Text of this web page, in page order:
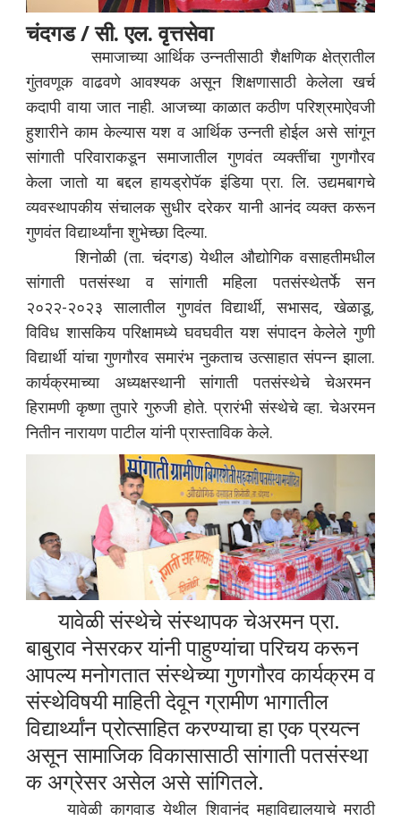
चंदगड / सी. एल. वृत्तसेवा
समाजाच्या आर्थिक उन्नतीसाठी शैक्षणिक क्षेत्रातील
गुंतवणूक वाढवणे आवश्यक असून शिक्षणासाठी केलेला खर्च
कदापी वाया जात नाही. आजच्या काळात कठीण परिश्रमाऐवजी
हुशारीने काम केल्यास यश व आर्थिक उन्नती होईल असे सांगून
सांगाती परिवाराकडून समाजातील गुणवंत व्यक्तींचा गुणगौरव
केला जातो या बद्दल हायड्रोपॅक इंडिया प्रा. लि. उद्यमबागचे
व्यवस्थापकीय संचालक सुधीर दरेकर यानी आनंद व्यक्त करून
गुणवंत विद्यार्थ्यांना शुभेच्छा दिल्या.
शिनोळी (ता. चंदगड) येथील औद्योगिक वसाहतीमधील
सांगाती पतसंस्था व सांगाती महिला पतसंस्थेतर्फे सन
२०२२-२०२३ सालातील गुणवंत विद्यार्थी, सभासद, खेळाडू,
विविध शासकिय परिक्षामध्ये घवघवीत यश संपादन केलेले गुणी
विद्यार्थी यांचा गुणगौरव समारंभ नुकताच उत्साहात संपन्न झाला.
कार्यक्रमाच्या अध्यक्षस्थानी सांगाती पतसंस्थेचे चेअरमन
हिरामणी कृष्णा तुपारे गुरुजी होते. प्रारंभी संस्थेचे व्हा. चेअरमन
नितीन नारायण पाटील यांनी प्रास्ताविक केले.
यावेळी संस्थेचे संस्थापक चेअरमन प्रा.
बाबुराव नेसरकर यांनी पाहुण्यांचा परिचय करून
आपल्य मनोगतात संस्थेच्या गुणगौरव कार्यक्रम व
संस्थेविषयी माहिती देवून ग्रामीण भागातील
विद्यार्थ्यांन प्रोत्साहित करण्याचा हा एक प्रयत्न
असून सामाजिक विकासासाठी सांगाती पतसंस्था
क अग्रेसर असेल असे सांगितले.
यावेळी कागवाड येथील शिवानंद महाविद्यालयाचे मराठी